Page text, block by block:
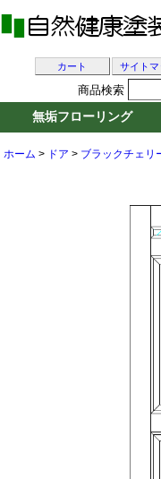
ホーム > ドア > ブラックチェリ
カート サイトマ
商品検索
無垢フローリング